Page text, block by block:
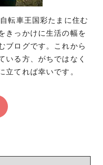
転車王国彩たまに住む
きっかけに生活の幅を
ブログです。これから
いる方、がちではなく
立てれば幸いです。